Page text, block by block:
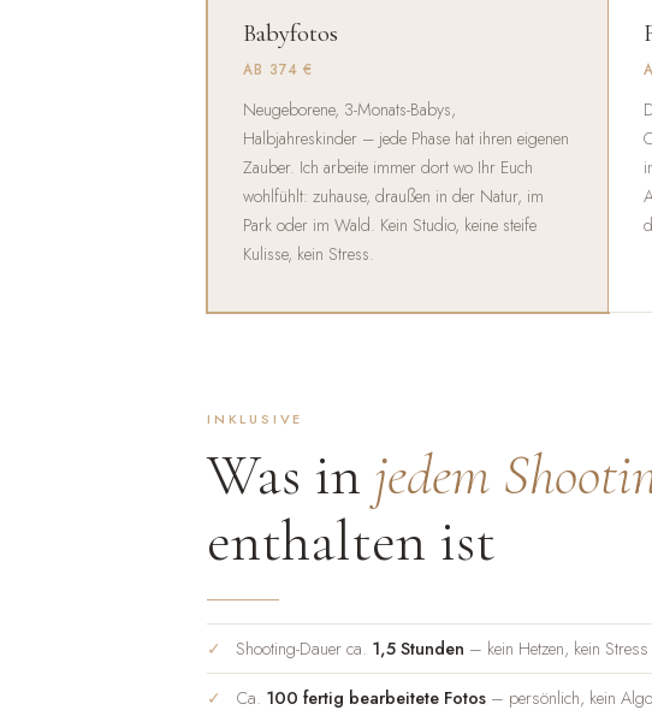
Babyfotos
AB 374 €
Neugeborene, 3-Monats-Babys,
Halbjahreskinder – jede Phase hat ihren eigenen
Zauber. Ich arbeite immer dort wo Ihr Euch
wohlfühlt: zuhause, draußen in der Natur, im
Park oder im Wald. Kein Studio, keine steife
Kulisse, kein Stress.
INKLUSIVE
Was in jedem
enthalten ist
Shooting-Dauer ca. 1,5 Stunden – kein Hetzen, kein Stress
Ca. 100 fertig bearbeitete Fotos – persönlich, kein